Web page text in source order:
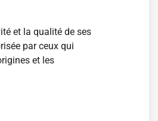
et la qualité de ses
par ceux qui
et les